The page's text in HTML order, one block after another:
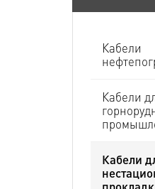
Кабели
Кабели
Кабели